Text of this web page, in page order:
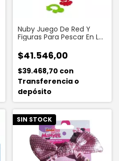
Nuby Juego De Red Y
Figuras Para Pescar En La
$41.546,00
$39.468,70 con
Transferencia o
depósito
SIN STOCK